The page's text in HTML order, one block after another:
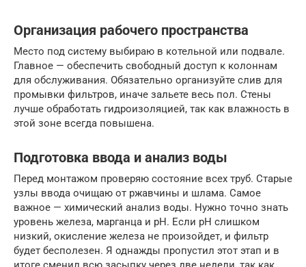
Организация рабочего пространства
Место под систему выбираю в котельной или подвале.
Главное — обеспечить свободный доступ к колоннам
для обслуживания. Обязательно организуйте слив для
промывки фильтров, иначе зальете весь пол. Стены
лучше обработать гидроизоляцией, так как влажность в
этой зоне всегда повышена.
Подготовка ввода и анализ воды
Перед монтажом проверяю состояние всех труб. Старые
узлы ввода очищаю от ржавчины и шлама. Самое
важное — химический анализ воды. Нужно точно знать
уровень железа, марганца и pH. Если pH слишком
низкий, окисление железа не произойдет, и фильтр
будет бесполезен. Я однажды пропустил этот этап и в